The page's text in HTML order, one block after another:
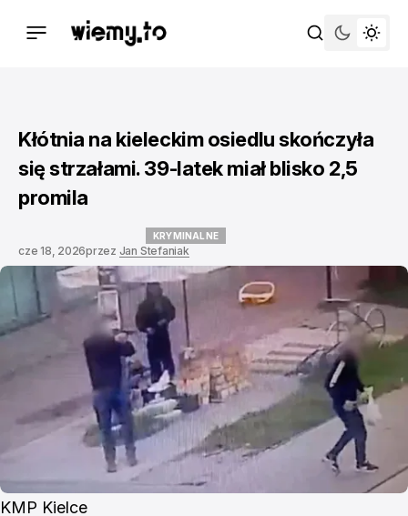
Kłótnia na kieleckim osiedlu skończyła
się strzałami. 39-latek miał blisko 2,5
promila
KRYMINALNE
cze 18, 2026przez Jan Stefaniak
KMP Kielce